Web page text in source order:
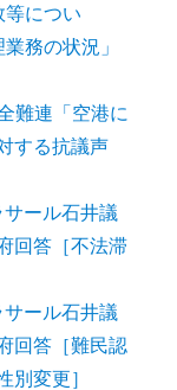
につい
務の状況」
難連「空港に
する抗議声
ール石井議
回答［不法滞
ール石井議
回答［難民認
別変更］